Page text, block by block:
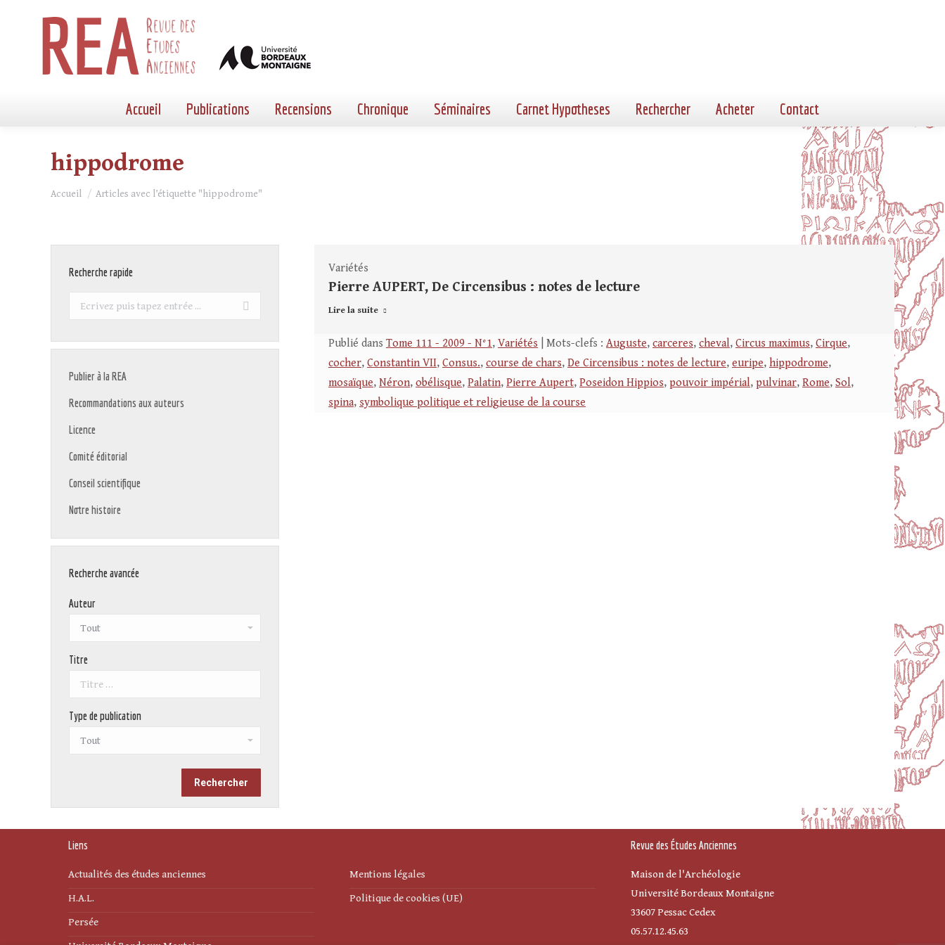
Accueil Publications Recensions Chronique Séminaires Carnet Hypotheses Rechercher Acheter Contact
hippodrome
Vous êtes ici :
Accueil Articles avec l’étiquette "hippodrome"
Variétés
Pierre AUPERT, De Circensibus : notes de lecture
Lire la suite
Publié dans Tome 111 - 2009 - N°1, Variétés | Mots-clefs : Auguste, carceres, cheval, Circus maximus, Cirque,
cocher, Constantin VII, Consus., course de chars, De Circensibus : notes de lecture, euripe, hippodrome,
mosaïque, Néron, obélisque, Palatin, Pierre Aupert, Poseidon Hippios, pouvoir impérial, pulvinar, Rome, Sol,
spina, symbolique politique et religieuse de la course
Recherche rapide
Recherche
Publier à la REA
Recommandations aux auteurs
Licence
Comité éditorial
Conseil scientifique
Notre histoire
Recherche avancée
Auteur
Titre
Type de publication
Liens
Actualités des études anciennes
H.A.L.
Persée
Mentions légales
Politique de cookies (UE)
Revue des Études Anciennes
Maison de l'Archéologie
Université Bordeaux Montaigne
33607 Pessac Cedex
05.57.12.45.63